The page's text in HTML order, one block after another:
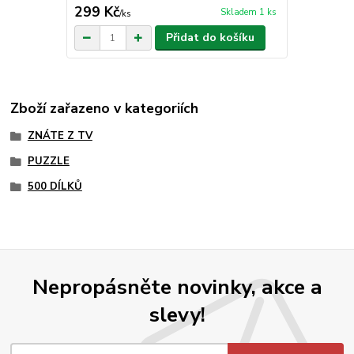
299 Kč/ks Skladem 1 ks
Přidat do košíku
Zboží zařazeno v kategoriích
ZNÁTE Z TV
PUZZLE
500 DÍLKŮ
Nepropásněte novinky, akce a
slevy!